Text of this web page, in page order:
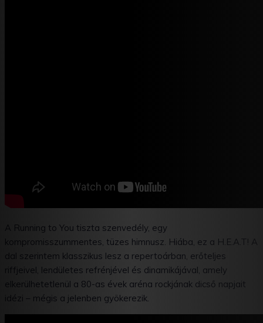
A Running to You tiszta szenvedély, egy
kompromisszummentes, tüzes himnusz. Hiába, ez a H.E.A.T! A
dal szerintem klasszikus lesz a repertoárban, erőteljes
riffjeivel, lendületes refrénjével és dinamikájával, amely
elkerülhetetlenül a 80-as évek aréna rockjának dicső napjait
idézi – mégis a jelenben gyökerezik.